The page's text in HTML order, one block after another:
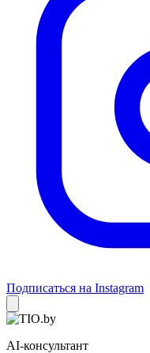
Подписаться на Instagram
AI-консультант